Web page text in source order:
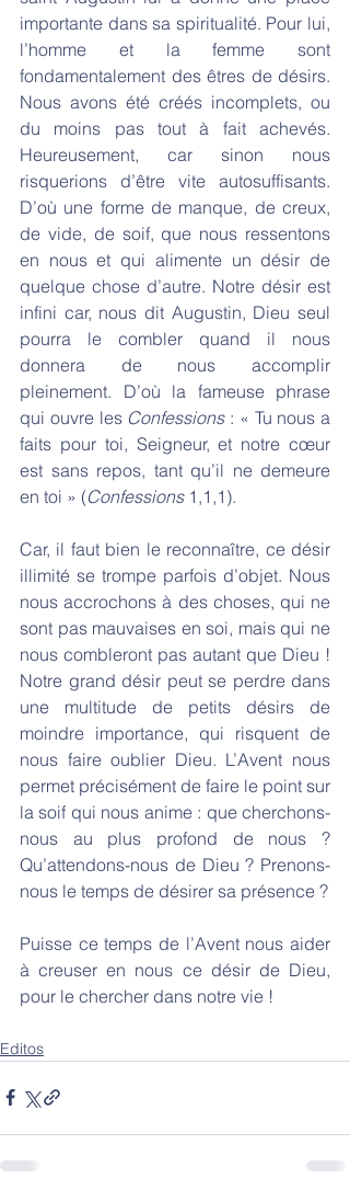
importante dans sa spiritualité. Pour lui,
l’homme et la femme sont
fondamentalement des êtres de désirs.
Nous avons été créés incomplets, ou
du moins pas tout à fait achevés.
Heureusement, car sinon nous
risquerions d’être vite autosuffisants.
D’où une forme de manque, de creux,
de vide, de soif, que nous ressentons
en nous et qui alimente un désir de
quelque chose d’autre. Notre désir est
infini car, nous dit Augustin, Dieu seul
pourra le combler quand il nous
donnera de nous accomplir
pleinement. D’où la fameuse phrase
qui ouvre les Confessions : « Tu nous a
faits pour toi, Seigneur, et notre cœur
est sans repos, tant qu’il ne demeure
en toi » (Confessions 1,1,1).
Car, il faut bien le reconnaître, ce désir
illimité se trompe parfois d’objet. Nous
nous accrochons à des choses, qui ne
sont pas mauvaises en soi, mais qui ne
nous combleront pas autant que Dieu !
Notre grand désir peut se perdre dans
une multitude de petits désirs de
moindre importance, qui risquent de
nous faire oublier Dieu. L’Avent nous
permet précisément de faire le point sur
la soif qui nous anime : que cherchons-
nous au plus profond de nous ?
Qu’attendons-nous de Dieu ? Prenons-
nous le temps de désirer sa présence ?
Puisse ce temps de l’Avent nous aider
à creuser en nous ce désir de Dieu,
pour le chercher dans notre vie !
Editos